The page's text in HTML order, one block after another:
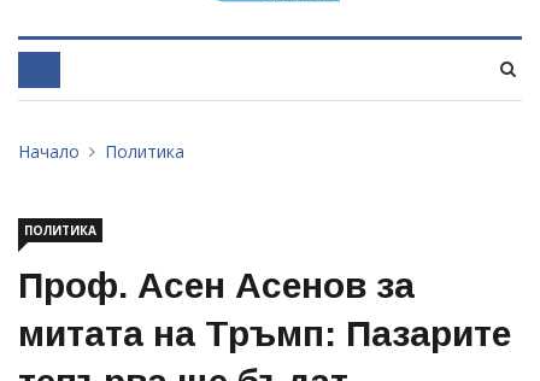
Начало Политика
ПОЛИТИКА
Проф. Асен Асенов за
митата на Тръмп: Пазарите